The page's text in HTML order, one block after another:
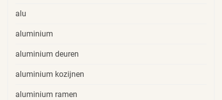
alu
aluminium
aluminium deuren
aluminium kozijnen
aluminium ramen